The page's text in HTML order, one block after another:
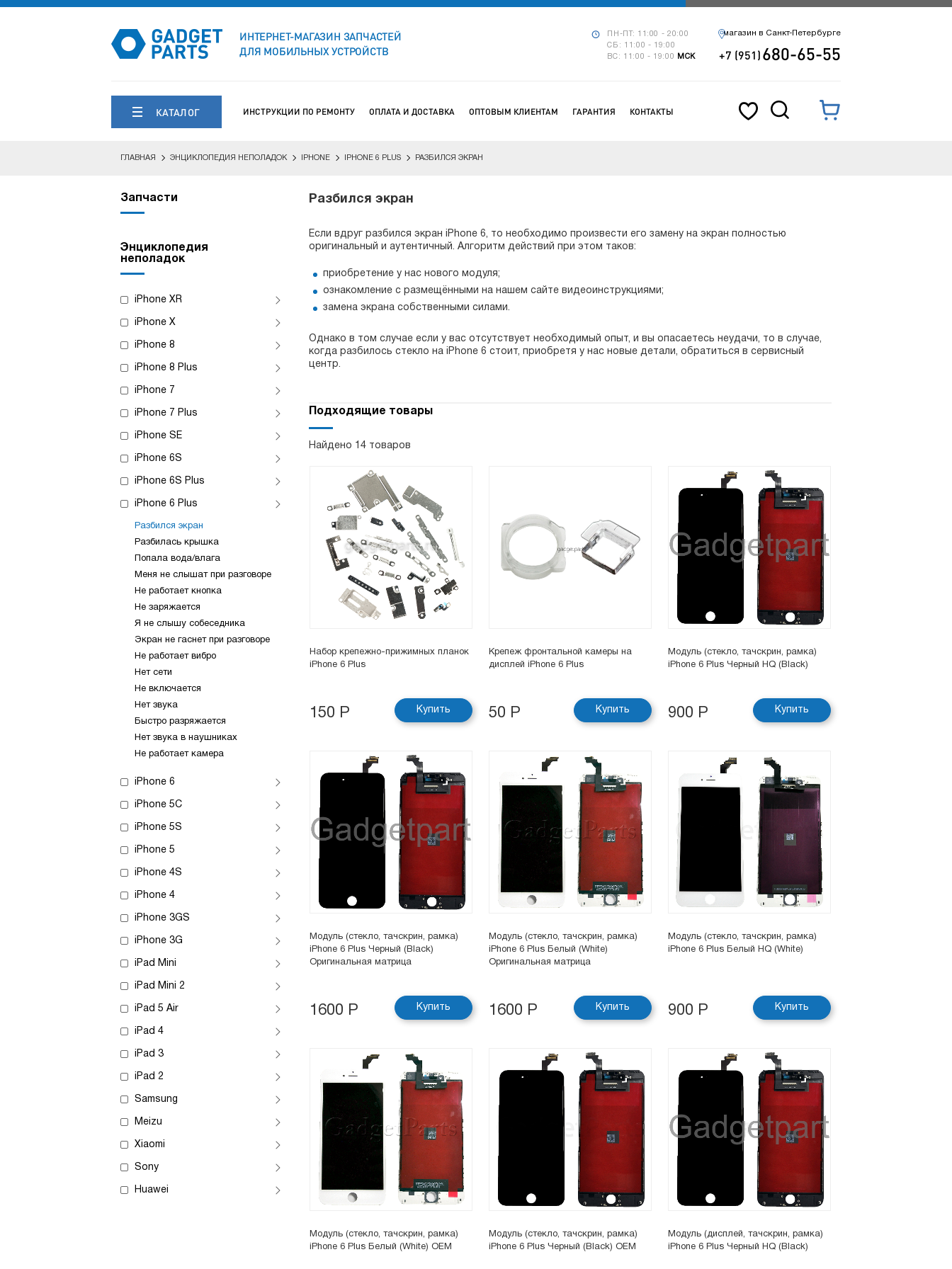
ИНТЕРНЕТ-МАГАЗИН ЗАПЧАСТЕЙ
ДЛЯ МОБИЛЬНЫХ УСТРОЙСТВ
ПН-ПТ: 11:00 - 20:00
СБ: 11:00 - 19:00
ВС: 11:00 - 19:00
МСК
магазин в Санкт-Петербурге
+7 (951)680-65-55
КАТАЛОГ ИНСТРУКЦИИ ПО РЕМОНТУ ОПЛАТА И ДОСТАВКА ОПТОВЫМ КЛИЕНТАМ ГАРАНТИЯ КОНТАКТЫ
ГЛАВНАЯ ЭНЦИКЛОПЕДИЯ НЕПОЛАДОК IPHONE IPHONE 6 PLUS РАЗБИЛСЯ ЭКРАН
Запчасти
Энциклопедия
неполадок
iPhone XR
iPhone X
iPhone 8
iPhone 8 Plus
iPhone 7
iPhone 7 Plus
iPhone SE
iPhone 6S
iPhone 6S Plus
iPhone 6 Plus
Разбился экран
Разбилась крышка
Попала вода/влага
Меня не слышат при разговоре
Не работает кнопка
Не заряжается
Я не слышу собеседника
Экран не гаснет при разговоре
Не работает вибро
Нет сети
Не включается
Нет звука
Быстро разряжается
Нет звука в наушниках
Не работает камера
iPhone 6
iPhone 5C
iPhone 5S
iPhone 5
iPhone 4S
iPhone 4
iPhone 3GS
iPhone 3G
iPad Mini
iPad Mini 2
iPad 5 Air
iPad 4
iPad 3
iPad 2
Samsung
Meizu
Xiaomi
Sony
Huawei
Разбился экран
Если вдруг разбился экран iPhone 6, то необходимо произвести его замену на экран полностью
оригинальный и аутентичный. Алгоритм действий при этом таков:
приобретение у нас нового модуля;
ознакомление с размещёнными на нашем сайте видеоинструкциями;
замена экрана собственными силами.
Однако в том случае если у вас отсутствует необходимый опыт, и вы опасаетесь неудачи, то в случае,
когда разбилось стекло на iPhone 6 стоит, приобретя у нас новые детали, обратиться в сервисный
центр.
Подходящие товары
Найдено 14 товаров
Набор крепежно-прижимных планок
iPhone 6 Plus
150 Р Купить
Крепеж фронтальной камеры на
дисплей iPhone 6 Plus
50 Р Купить
Модуль (стекло, тачскрин, рамка)
iPhone 6 Plus Черный HQ (Black)
900 Р Купить
Модуль (стекло, тачскрин, рамка)
iPhone 6 Plus Черный (Black)
Оригинальная матрица
1600 Р Купить
Модуль (стекло, тачскрин, рамка)
iPhone 6 Plus Белый (White)
Оригинальная матрица
1600 Р Купить
Модуль (стекло, тачскрин, рамка)
iPhone 6 Plus Белый HQ (White)
900 Р Купить
Модуль (стекло, тачскрин, рамка)
iPhone 6 Plus Белый (White) OEM
Модуль (стекло, тачскрин, рамка)
iPhone 6 Plus Черный (Black) OEM
Модуль (дисплей, тачскрин, рамка)
iPhone 6 Plus Черный HQ (Black)